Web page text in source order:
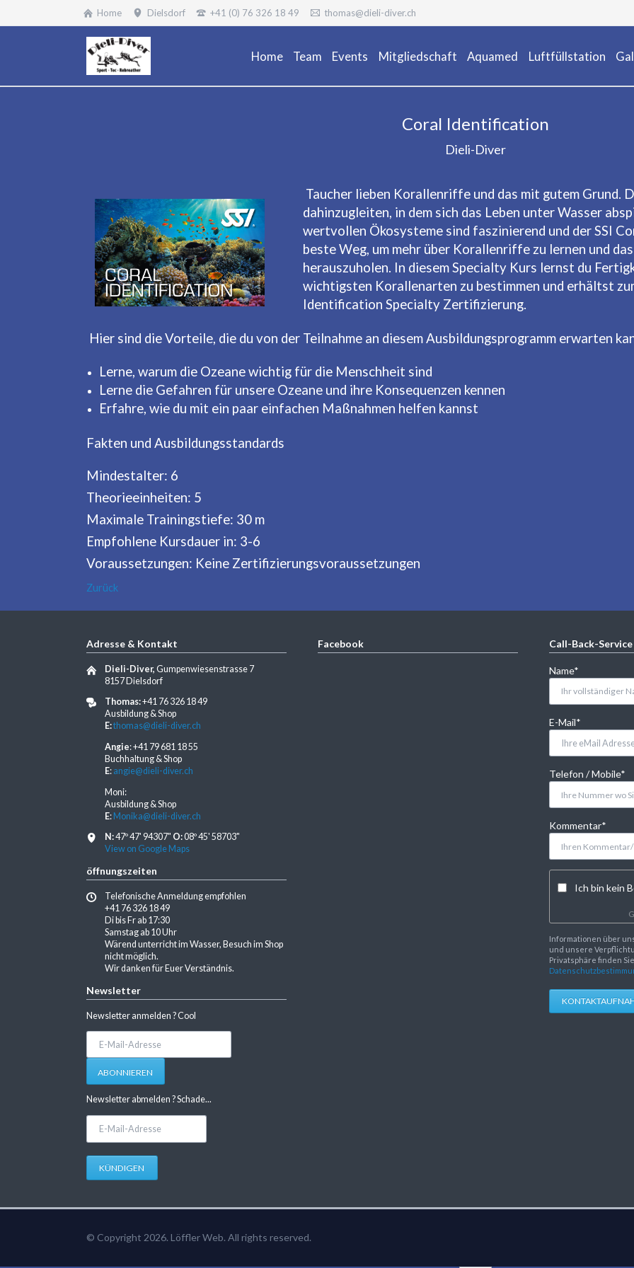
Home Dielsdorf +41 (0) 76 326 18 49 thomas@dieli-diver.ch
Home Team Events Mitgliedschaft Aquamed Luftfüllstation
Coral Identification
Dieli-Diver
Taucher lieben Korallenriffe und das mit gutem Grund.
dahinzugleiten, in dem sich das Leben unter Wasser
wertvollen Ökosysteme sind faszinierend und der SSI
beste Weg, um mehr über Korallenriffe zu lernen und
herauszuholen. In diesem Specialty Kurs lernst du
wichtigsten Korallenarten zu bestimmen und erhältst
Identification Specialty Zertifizierung.
Hier sind die Vorteile, die du von der Teilnahme an diesem Ausbildungsprogramm erwarten
Lerne, warum die Ozeane wichtig für die Menschheit sind
Lerne die Gefahren für unsere Ozeane und ihre Konsequenzen kennen
Erfahre, wie du mit ein paar einfachen Maßnahmen helfen kannst
Fakten und Ausbildungsstandards
Mindestalter: 6
Theorieeinheiten: 5
Maximale Trainingstiefe: 30 m
Empfohlene Kursdauer in: 3-6
Voraussetzungen: Keine Zertifizierungsvoraussetzungen
Zurück
Adresse & Kontakt
Dieli-Diver,Gumpenwiesenstrasse 7
8157 Dielsdorf
Thomas:+41 76 326 18 49
Ausbildung & Shop
E:thomas@dieli-diver.ch
Angie: +41 79 681 18 55
Buchhaltung & Shop
E: angie@dieli-diver.ch
Moni:
Ausbildung & Shop
E: Monika@dieli-diver.ch
N:47º 47' 94307" O:08º 45' 58703"
View on Google Maps
öffnungszeiten
Telefonische Anmeldung empfohlen
+41 76 326 18 49
Di bis Fr ab 17:30
Samstag ab 10 Uhr
Wärend unterricht im Wasser, Besuch im Shop
nicht möglich.
Wir danken für Euer Verständnis.
Newsletter
Newsletter anmelden ? Cool
Adresse
ABONNIEREN
Newsletter abmelden ? Schade...
KÜNDIGEN
Facebook Call-Back-Service
Pflichtfeld
Name*
Pflichtfeld
E-Mail*
Pflichtfeld
Telefon / Mobile*
Pflichtfeld
Kommentar*
Ich bin kein
Informationen über
und unsere
Privatsphäre finden
© Copyright 2026. Löffler Web. All rights reserved.